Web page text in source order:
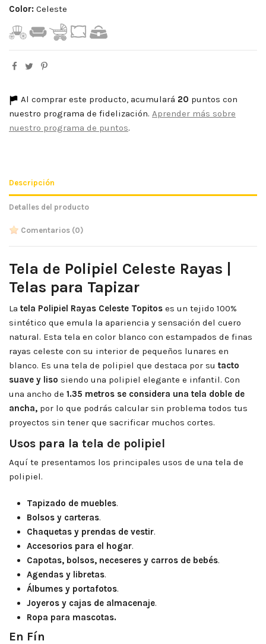
Color: Celeste
Al comprar este producto, acumulará 20 puntos con
nuestro programa de fidelización. Aprender más sobre
nuestro programa de puntos.
Descripción
Detalles del producto
Comentarios (0)
Tela de Polipiel Celeste Rayas |
Telas para Tapizar
La tela Polipiel Rayas Celeste Topitos es un tejido 100%
sintético que emula la apariencia y sensación del cuero
natural. Esta tela en color blanco con estampados de finas
rayas celeste con su interior de pequeños lunares en
blanco. Es una tela de polipiel que destaca por su tacto
suave y liso siendo una polipiel elegante e infantil. Con
una ancho de 1.35 metros se considera una tela doble de
ancha, por lo que podrás calcular sin problema todos tus
proyectos sin tener que sacrificar muchos cortes.
Usos para la tela de polipiel
Aquí te presentamos los principales usos de una tela de
polipiel.
Tapizado de muebles.
Bolsos y carteras.
Chaquetas y prendas de vestir.
Accesorios para el hogar.
Capotas, bolsos, neceseres y carros de bebés.
Agendas y libretas.
Álbumes y portafotos.
Joyeros y cajas de almacenaje.
Ropa para mascotas.
En Fín